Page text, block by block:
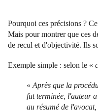
Pourquoi ces précisions ?
Mais pour montrer que ces
de recul et d'objectivité. Ils
Exemple simple : selon le «
« Après que la
fut terminée, l'auteur
au résumé de